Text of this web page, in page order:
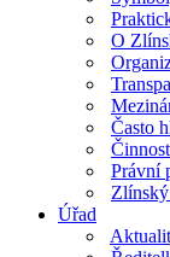
O
Často
Právní
Úřad